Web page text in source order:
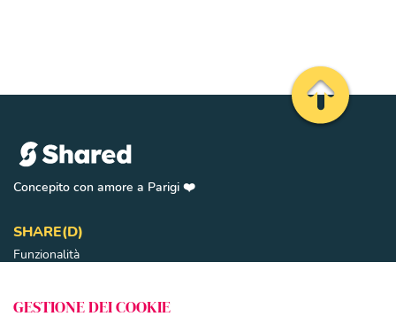
Concepito con amore a Parigi ❤️️️
SHARE(D)
Funzionalità
chiudere
GESTIONE DEI COOKIE